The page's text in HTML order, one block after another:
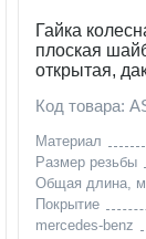
Гайка
плоская
открытая,
Код товара:
Материал
Размер резьбы
Общая длина,
Покрытие
mercedes-benz